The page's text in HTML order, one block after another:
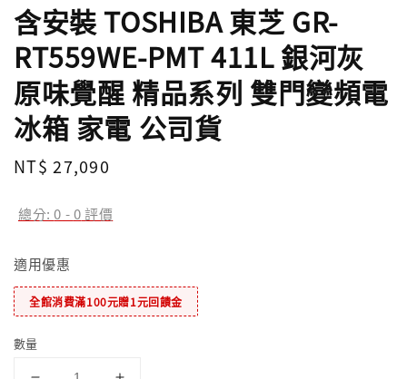
含安裝 TOSHIBA 東芝 GR-
RT559WE-PMT 411L 銀河灰
原味覺醒 精品系列 雙門變頻電
冰箱 家電 公司貨
Regular
NT$ 27,090
總分:0 -0評價
適用優惠
全館消費滿100元贈1元回饋金
數量